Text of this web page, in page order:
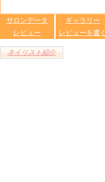
サロンデータ ギャラリー
レビュー
レビューを書く
ネイリスト紹介